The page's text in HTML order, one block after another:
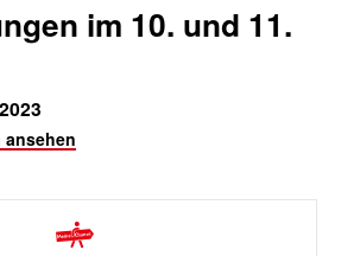
im 10. und 11.